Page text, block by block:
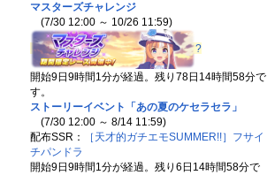
マスターズチャレンジ
(7/30 12:00 ～ 10/26 11:59)
?
開始9日9時間1分が経過。残り78日14時間58分で
す。
ストーリーイベント「あの夏のケセラセラ」
(7/30 12:00 ～ 8/14 11:59)
配布SSR：
［天才的ガチエモSUMMER!!］フサイ
チパンドラ
開始9日9時間1分が経過。残り6日14時間58分で